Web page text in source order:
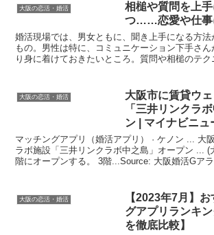
大阪の恋活・婚活
相槌や質問を上
つ……恋愛や仕事
婚活現場では、男女ともに、聞き上手になる方
もの。男性は特に、コミュニケーション下手さ
り身に着けておきたいところ。質問や相槌のテ
大阪の恋活・婚活 大阪市に賃貸ウ
「三井リンクラ
ン | マイナビニュ
マッチングアプリ（婚活アプリ） · ケノン ... 大
ラボ施設「三井リンクラボ中之島」オープン ... (
階にオープンする。 3階...Source: 大阪婚活Gアラ
大阪の恋活・婚活
【2023年7月】
グアプリランキ
を徹底比較】